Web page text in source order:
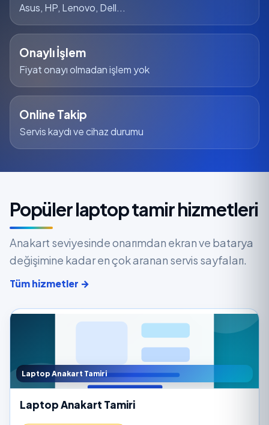
Asus, HP, Lenovo, Dell...
Onaylı İşlem
Fiyat onayı olmadan işlem yok
Online Takip
Servis kaydı ve cihaz durumu
Popüler laptop tamir hizmetleri
Anakart seviyesinde onarımdan ekran ve batarya
değişimine kadar en çok aranan servis sayfaları.
Tüm hizmetler →
Laptop Anakart Tamiri
Laptop Anakart Tamiri